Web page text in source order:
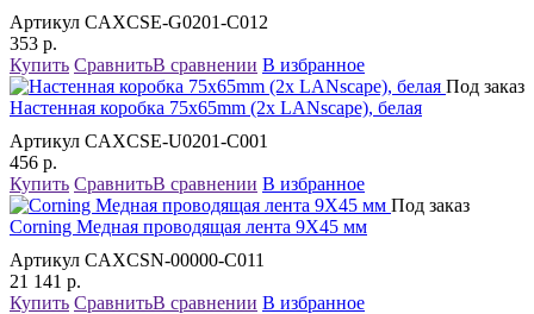
Артикул CAXCSE-G0201-C012
353 р.
Купить СравнитьВ сравнении В избранное
Под заказ
Настенная коробка 75x65mm (2x LANscape), белая
Артикул CAXCSE-U0201-C001
456 р.
Купить СравнитьВ сравнении В избранное
Под заказ
Corning Медная проводящая лента 9X45 мм
Артикул CAXCSN-00000-C011
21 141 р.
Купить СравнитьВ сравнении В избранное